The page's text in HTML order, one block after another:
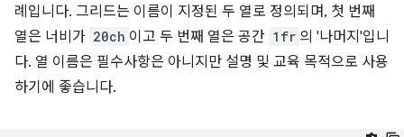
례입니다. 그리드는 이름이 지정된 두 열로 정의되며, 첫 번째
열은 너비가 20ch 이고 두 번째 열은 공간 1fr 의 '나머지'입니
다. 열 이름은 필수사항은 아니지만 설명 및 교육 목적으로 사용
하기에 좋습니다.